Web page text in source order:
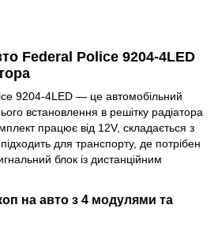
Federal Police 9204-4LED
9204-4LED — це автомобільний
встановлення в решітку радіатора
працює від 12V, складається з
для транспорту, де потрібен
блок із дистанційним
на авто з 4 модулями та